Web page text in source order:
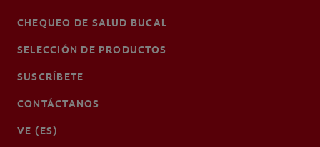
CHEQUEO DE SALUD BUCAL
SELECCIÓN DE PRODUCTOS
SUSCRÍBETE
CONTÁCTANOS
VE (ES)